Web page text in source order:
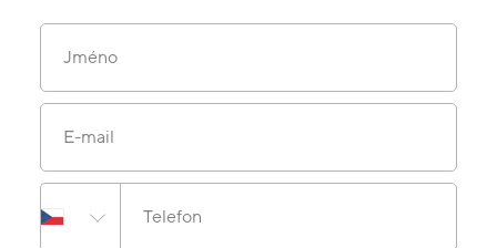
Jméno
E-mail
Telefon